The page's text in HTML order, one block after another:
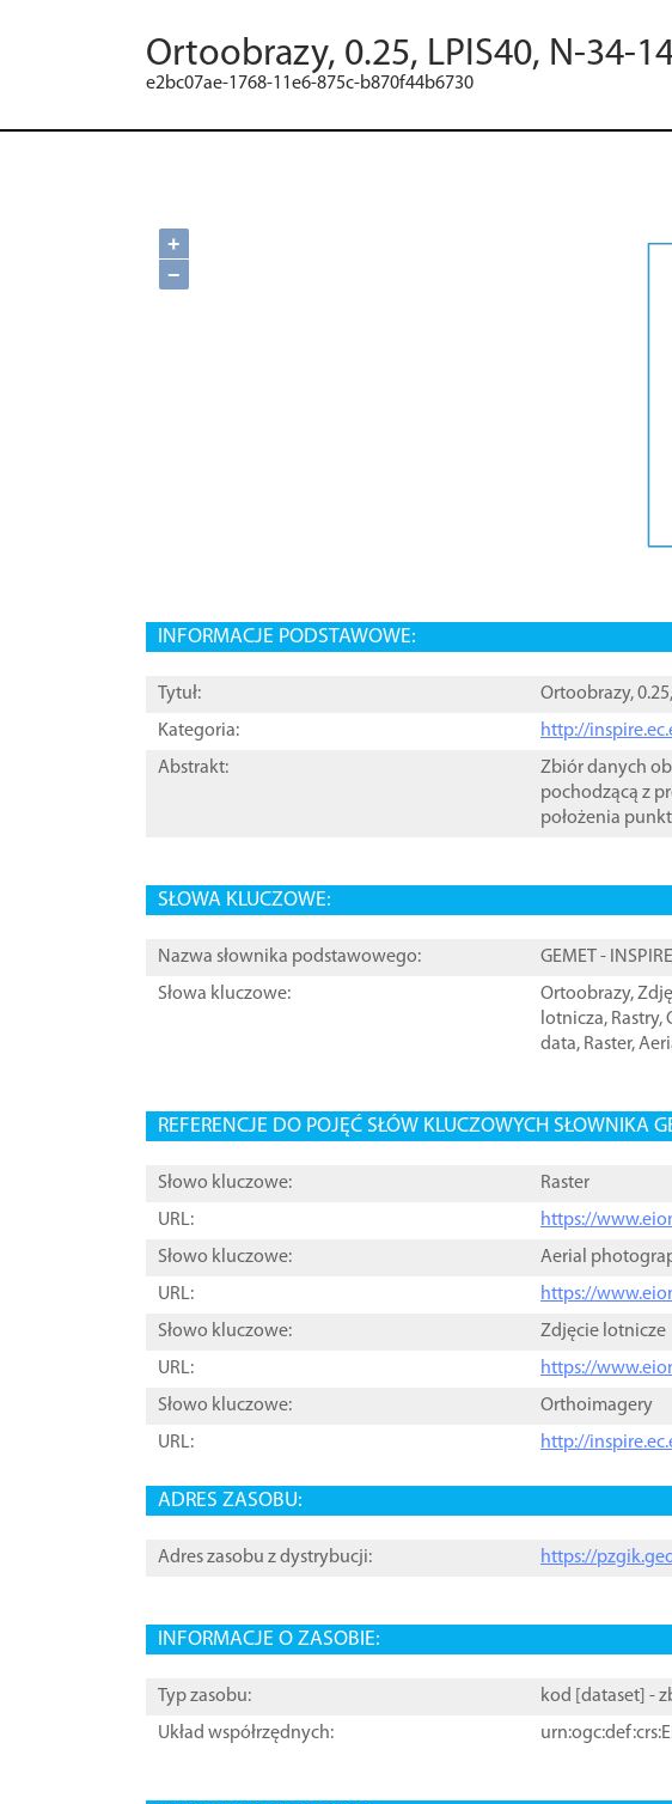
Ortoobrazy, 0.25, LPIS40, N-34-
e2bc07ae-1768-11e6-875c-b870f44b6730
+
−
INFORMACJE PODSTAWOWE:
Tytuł:
Ortoobrazy,
Kategoria:
http://
Abstrakt:
Zbiór danych
pochodzącą z
położenia
SŁOWA KLUCZOWE:
Nazwa słownika podstawowego:
GEMET -
Słowa kluczowe:
Ortoobrazy,
lotnicza, Rastry,
data, Raster,
REFERENCJE DO POJĘĆ SŁÓW KLUCZOWYCH SŁOWNIKA
Słowo kluczowe:
Raster
URL:
https://
Słowo kluczowe:
Aerial
URL:
https://
Słowo kluczowe:
Zdjęcie lotnicze
URL:
https://
Słowo kluczowe:
Orthoimagery
URL:
http://
ADRES ZASOBU:
Adres zasobu z dystrybucji: https://
INFORMACJE O ZASOBIE:
Typ zasobu: kod [ dataset ] -
Układ współrzędnych: